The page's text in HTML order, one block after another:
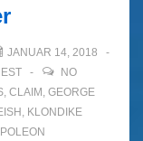
JANUAR 14, 2018
NO
, CLAIM , GEORGE
, KLONDIKE